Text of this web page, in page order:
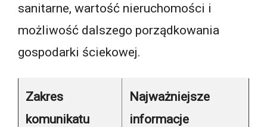
sanitarne, wartość nieruchomości i
możliwość dalszego porządkowania
gospodarki ściekowej.
Zakres
komunikatu
Najważniejsze
informacje